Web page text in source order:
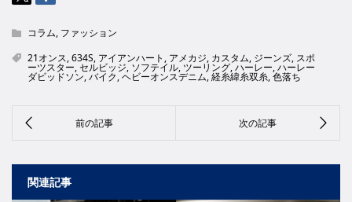
コラム, ファッション
21オンス,634S, アイアンハート , アメカジ, カスタム, ジーンズ, スポ
ーツスター,セルビッジ, ソフテイル, ツーリング,ハーレー,ハーレー
ダビッドソン,バイク,ヘビーオンスデニム,経糸緯糸双糸,色落ち
関連記事